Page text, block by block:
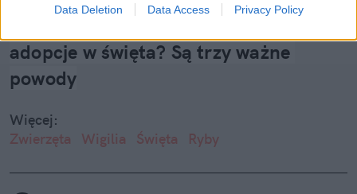
Data Deletion Data Access Privacy Policy
adopcje w święta? Są trzy ważne
powody
Więcej:
Zwierzęta
Wigilia Święta Ryby